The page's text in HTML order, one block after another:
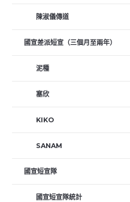
陳淑儀傳道
國宣差派短宣（三個月至兩年）
泥種
塞欣
KIKO
SANAM
國宣短宣隊
國宣短宣隊統計